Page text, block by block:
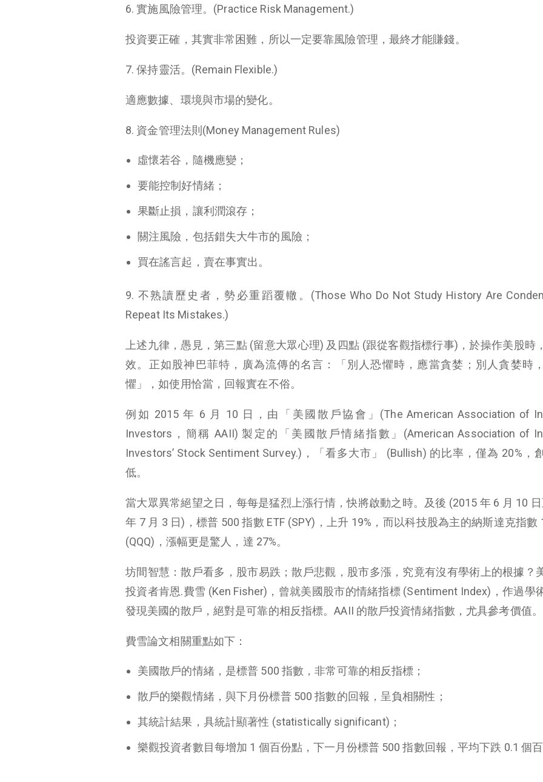
6. 實施風險管理。(Practice Risk Management.)
投資要正確，其實非常困難，所以一定要靠風險管理，最終才能賺錢。
7. 保持靈活。(Remain Flexible.)
適應數據、環境與市場的變化。
8. 資金管理法則(Money Management Rules)
虛懷若谷，隨機應變；
要能控制好情緒；
果斷止損，讓利潤滾存；
關注風險，包括錯失大牛市的風險；
買在謠言起，賣在事實出。
9. 不熟讀歷史者，勢必重蹈覆轍。(Those Who Do Not Study History Are
Repeat Its Mistakes.)
上述九律，愚見，第三點 (留意大眾心理) 及四點 (跟從客觀指標行事)，於操作美股時
效。正如股神巴菲特，廣為流傳的名言：「別人恐懼時，應當貪婪；別人貪婪時
懼」，如使用恰當，回報實在不俗。
例如 2015 年 6 月 10 日，由「美國散戶協會」(The American Association of
Investors，簡稱 AAII) 製定的「美國散戶情緒指數」(American Association of
Investors’ Stock Sentiment Survey.)，「看多大市」 (Bullish) 的比率，僅為 20%，
低。
當大眾異常絕望之日，每每是猛烈上漲行情，快將啟動之時。及後 (2015 年 6 月 10
年 7 月 3 日)，標普 500 指數 ETF (SPY)，上升 19%，而以科技股為主的納斯達克指數
(QQQ)，漲幅更是驚人，達 27%。
坊間智慧：散戶看多，股市易跌；散戶悲觀，股市多漲，究竟有沒有學術上的根據？
投資者肯恩.費雪 (Ken Fisher)，曾就美國股市的情緒指標 (Sentiment Index)，作過學
發現美國的散戶，絕對是可靠的相反指標。AAII 的散戶投資情緒指數，尤具參考價值。
費雪論文相關重點如下：
美國散戶的情緒，是標普 500 指數，非常可靠的相反指標；
散戶的樂觀情緒，與下月份標普 500 指數的回報，呈負相關性；
其統計結果，具統計顯著性 (statistically significant)；
樂觀投資者數目每增加 1 個百份點，下一月份標普 500 指數回報，平均下跌 0.1 個